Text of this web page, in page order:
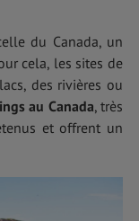
du Canada, un
cela, les sites de
des rivières ou
au Canada, très
et offrent un